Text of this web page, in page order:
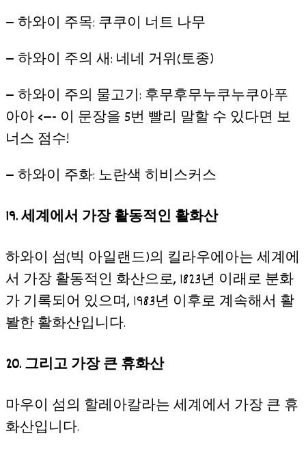
— 하와이 주목: 쿠쿠이 너트 나무
— 하와이 주의 새: 네네 거위(토종)
— 하와이 주의 물고기: 후무후무누쿠누쿠아푸
아아 <—- 이 문장을 5번 빨리 말할 수 있다면 보
너스 점수!
— 하와이 주화: 노란색 히비스커스
19. 세계에서 가장 활동적인 활화산
하와이 섬(빅 아일랜드)의 킬라우에아는 세계에
서 가장 활동적인 화산으로, 1823년 이래로 분화
가 기록되어 있으며, 1983년 이후로 계속해서 활
봘한 활화산입니다.
20. 그리고 가장 큰 휴화산
마우이 섬의 할레아칼라는 세계에서 가장 큰 휴
화산입니다.